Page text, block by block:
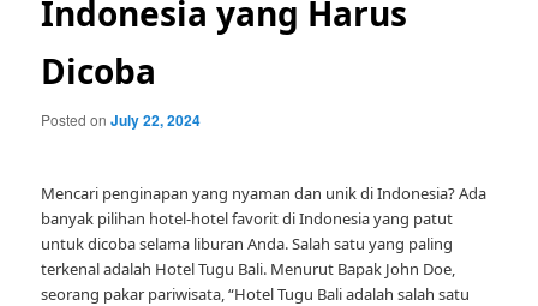
Indonesia yang Harus
Dicoba
Posted onJuly 22, 2024
Mencari penginapan yang nyaman dan unik di Indonesia? Ada
banyak pilihan hotel-hotel favorit di Indonesia yang patut
untuk dicoba selama liburan Anda. Salah satu yang paling
terkenal adalah Hotel Tugu Bali. Menurut Bapak John Doe,
seorang pakar pariwisata, “Hotel Tugu Bali adalah salah satu